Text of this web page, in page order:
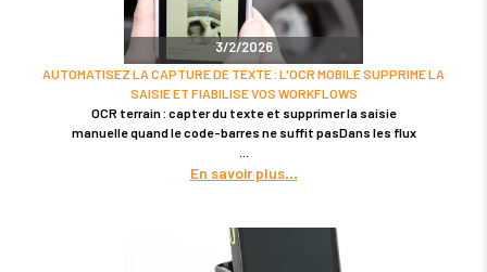
3/2/2026
AUTOMATISEZ LA CAPTURE DE TEXTE : L'OCR MOBILE SUPPRIME LA
SAISIE ET FIABILISE VOS WORKFLOWS
OCR terrain : capter du texte et supprimer la saisie
manuelle quand le code-barres ne suffit pasDans les flux
En savoir plus